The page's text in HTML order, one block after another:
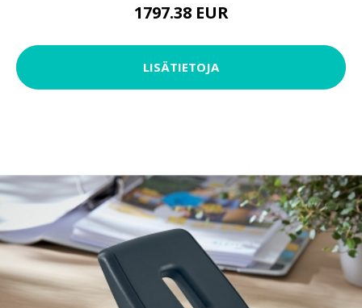
1797.38 EUR
LISÄTIETOJA